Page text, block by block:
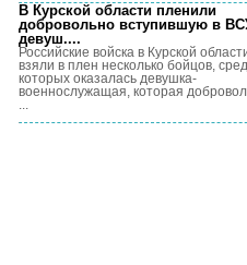
В Курской области пленили
добровольно вступившую в
девуш....
Российские войска в Курской
взяли в плен несколько бойцов,
которых оказалась девушка-
военнослужащая, которая
...